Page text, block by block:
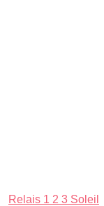
Relais 1 2 3 Soleil